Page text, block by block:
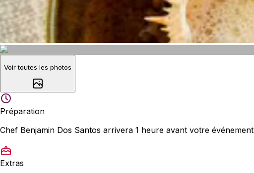
Voir toutes les photos
Préparation
Chef Benjamin Dos Santos arrivera 1 heure avant votre événement
Extras